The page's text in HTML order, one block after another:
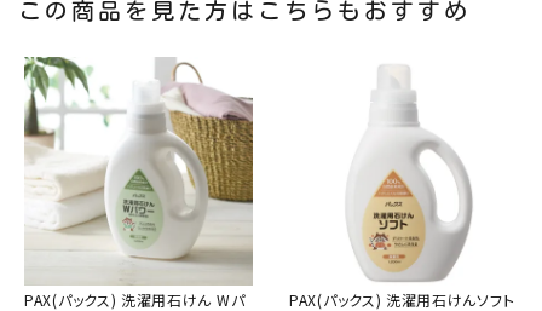
この商品を見た方はこちらもおすすめ
PAX(パックス) 洗濯用石けん Wパ
PAX(パックス) 洗濯用石けんソフト